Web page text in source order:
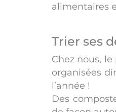
alimentaires
Trier ses
Chez nous,
organisées
l’année !
Des